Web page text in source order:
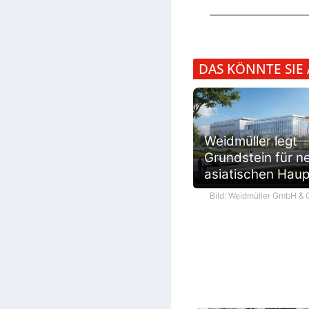
DAS KÖNNTE SIE
Weidmüller legt
Grundstein für
asiatischen
Bild: Weidmüller GmbH &